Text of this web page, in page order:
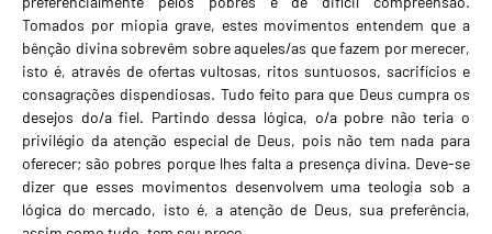
Tomados por miopia grave, estes movimentos entendem que a
bênção divina sobrevêm sobre aqueles/as que fazem por merecer,
isto é, através de ofertas vultosas, ritos suntuosos, sacrifícios e
consagrações dispendiosas. Tudo feito para que Deus cumpra os
desejos do/a fiel. Partindo dessa lógica, o/a pobre não teria o
privilégio da atenção especial de Deus, pois não tem nada para
oferecer; são pobres porque lhes falta a presença divina. Deve-se
dizer que esses movimentos desenvolvem uma teologia sob a
lógica do mercado, isto é, a atenção de Deus, sua preferência,